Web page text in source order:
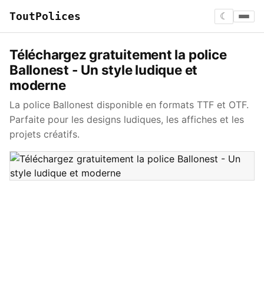
ToutPolices ☾
Téléchargez gratuitement la police
Ballonest - Un style ludique et
moderne
La police Ballonest disponible en formats TTF et OTF.
Parfaite pour les designs ludiques, les affiches et les
projets créatifs.